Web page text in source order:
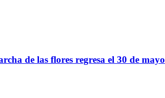
de las flores regresa el 30 de mayo